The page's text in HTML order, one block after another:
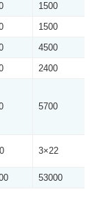
1500
1500
4500
2400
5700
3×22
53000